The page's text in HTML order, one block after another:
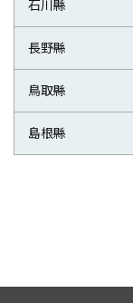
石川縣
長野縣
鳥取縣
島根縣